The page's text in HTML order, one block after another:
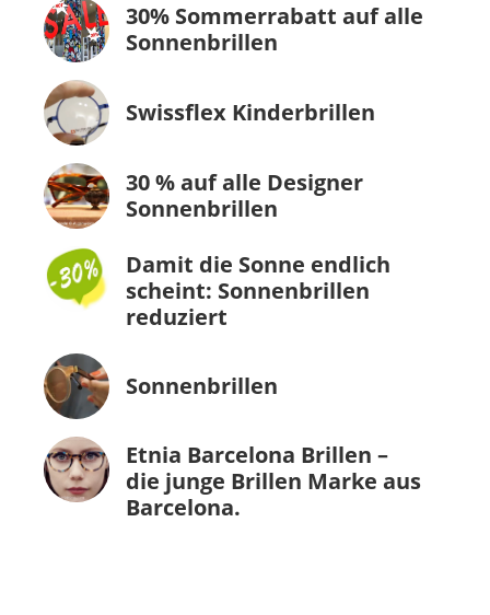
30% Sommerrabatt auf alle
Sonnenbrillen
Swissflex Kinderbrillen
30 % auf alle Designer
Sonnenbrillen
Damit die Sonne endlich
scheint: Sonnenbrillen
reduziert
Sonnenbrillen
Etnia Barcelona Brillen –
die junge Brillen Marke aus
Barcelona.